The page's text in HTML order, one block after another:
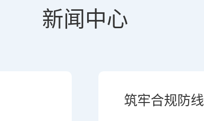
新闻中心
筑牢合规防线 护航企业高质量发展｜公司组